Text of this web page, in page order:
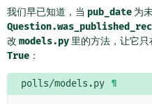
我们早已知道，当 pub_date 为
改 models.py 里的方法，让它
True ：
polls/models.py ¶